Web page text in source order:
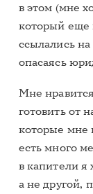
в этом (мне
который еще
ссылались
опасаясь
Мне
готовить от
которые мне
есть много
в капители я
а не другой,